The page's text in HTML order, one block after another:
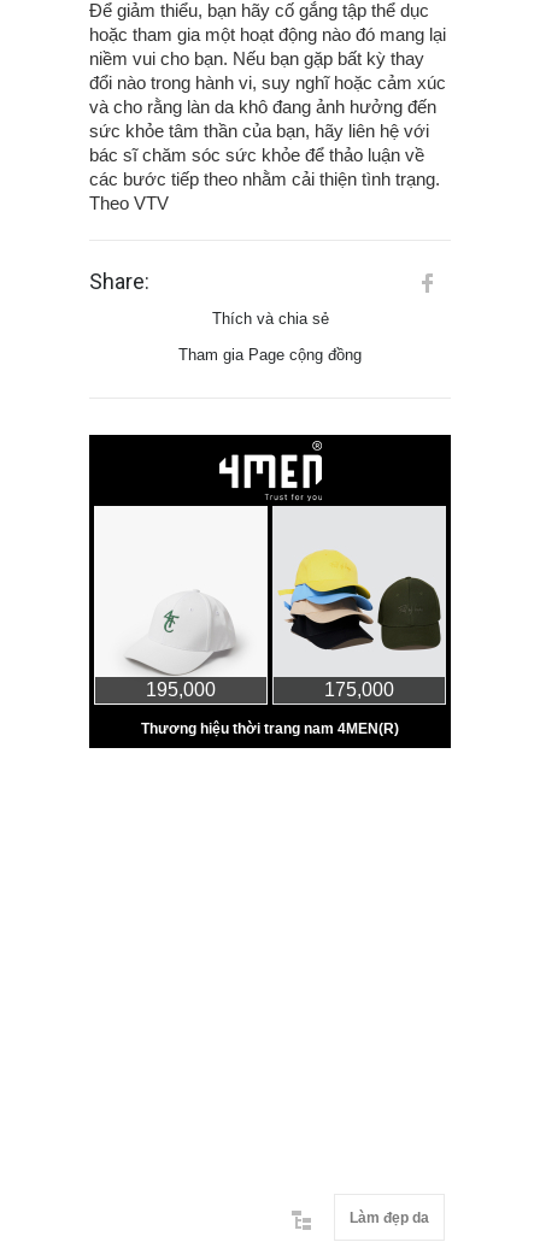
Để giảm thiểu, bạn hãy cố gắng tập thể dục
hoặc tham gia một hoạt động nào đó mang lại
niềm vui cho bạn. Nếu bạn gặp bất kỳ thay
đổi nào trong hành vi, suy nghĩ hoặc cảm xúc
và cho rằng làn da khô đang ảnh hưởng đến
sức khỏe tâm thần của bạn, hãy liên hệ với
bác sĩ chăm sóc sức khỏe để thảo luận về
các bước tiếp theo nhằm cải thiện tình trạng.
Theo VTV
Share:
Thích và chia sẻ
Tham gia Page cộng đồng
Làm đẹp da